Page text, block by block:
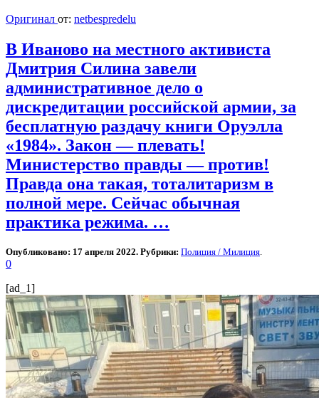
Оригинал от: netbespredelu
В Иваново на местного активиста
Дмитрия Силина завели
административное дело о
дискредитации российской армии, за
бесплатную раздачу книги Оруэлла
«1984». Закон — плевать!
Министерство правды — против!
Правда она такая, тоталитаризм в
полной мере. Сейчас обычная
практика режима. …
Опубликовано: 17 апреля 2022. Рубрики: Полиция / Милиция
0
[ad_1]